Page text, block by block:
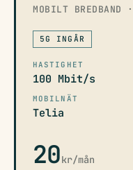
MOBILT BREDBAND
5G INGÅR
HASTIGHET
100 Mbit/s
MOBILNÄT
Telia
20kr/mån